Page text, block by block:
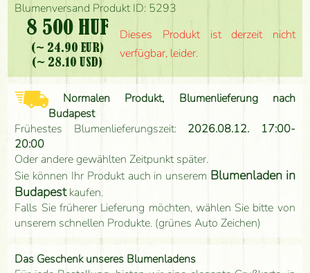
Blumenversand Produkt ID: 5293
8 500 HUF
(~ 24.90 EUR)
(~ 28.10 USD)
Dieses Produkt ist derzeit nicht
verfügbar, leider.
Normalen Produkt, Blumenlieferung nach
Budapest
Frühestes Blumenlieferungszeit: 2026.08.12. 17:00-
20:00
Oder andere gewählten Zeitpunkt später.
Sie können Ihr Produkt auch in unserem Blumenladen in
Budapestkaufen.
Falls Sie früherer Lieferung möchten, wählen Sie bitte von
unserem schnellen Produkte. (grünes Auto Zeichen)
Das Geschenk unseres Blumenladens